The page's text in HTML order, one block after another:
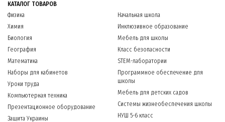
КАТАЛОГ ТОВАРОВ
Физика
Химия
Биология
География
Математика
Наборы для кабинетов
Уроки труда
Компьютерная техника
Презентационное оборудование
Защита Украины
Начальная школа
Инклюзивное образование
Мебель для школы
Класс безопасности
STEM-лаборатории
Программное обеспечение для
школы
Мебель для детских садов
Системы жизнеобеспечения школы
НУШ 5-6 класс